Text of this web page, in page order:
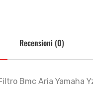
Recensioni (0)
Bmc Aria Yamaha